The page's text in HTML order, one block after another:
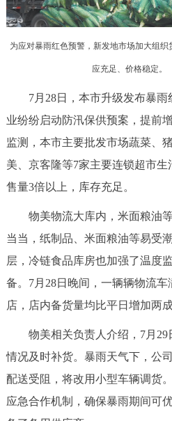
政务服务
个人服务 法人服
中介服务 阳光政
政民互动
参与调查 在线访
北京概况 十六区概
绿色北京 图说北
多语种
为应对暴雨红色预警，新发地市场加大组
应充足、价格稳定。
7月28日，本市升级发布暴雨
业纷纷启动防汛保供预案，提前
监测，本市主要批发市场蔬菜、
美、京客隆等7家主要连锁超市
售量3倍以上，库存充足。
物美物流大库内，米面粮油等
当当，纸制品、米面粮油等易受
层，冷链食品库房也加强了温度
备。7月28日晚间，一辆辆物流
店，店内备货量均比平日增加两成
物美相关负责人介绍，7月29
情况及时补货。暴雨天气下，公
配送受阻，将改用小型车辆调货
应急合作机制，确保暴雨期间可